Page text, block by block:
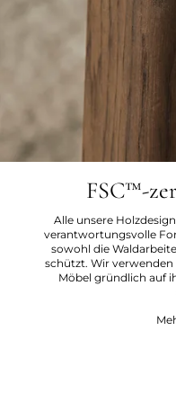
FSC™-
Alle unsere
verantwortungsvolle
sowohl die
schützt. Wir
Möbel gründlich auf